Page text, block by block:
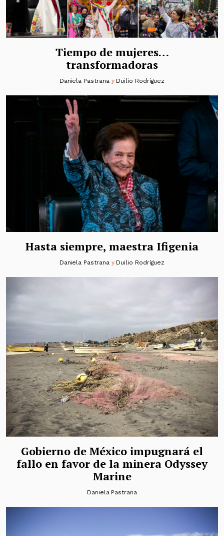
Tiempo de mujeres…
transformadoras
Daniela Pastranay Duilio Rodríguez
Hasta siempre, maestra Ifigenia
Daniela Pastranay Duilio Rodríguez
Gobierno de México impugnará el
fallo en favor de la minera Odyssey
Marine
Daniela Pastrana